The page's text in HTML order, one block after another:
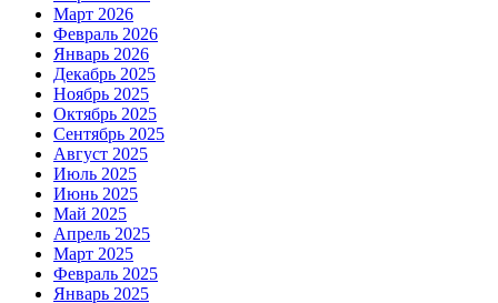
Март 2026
Февраль 2026
Январь 2026
Декабрь 2025
Ноябрь 2025
Октябрь 2025
Сентябрь 2025
Август 2025
Июль 2025
Июнь 2025
Май 2025
Апрель 2025
Март 2025
Февраль 2025
Январь 2025